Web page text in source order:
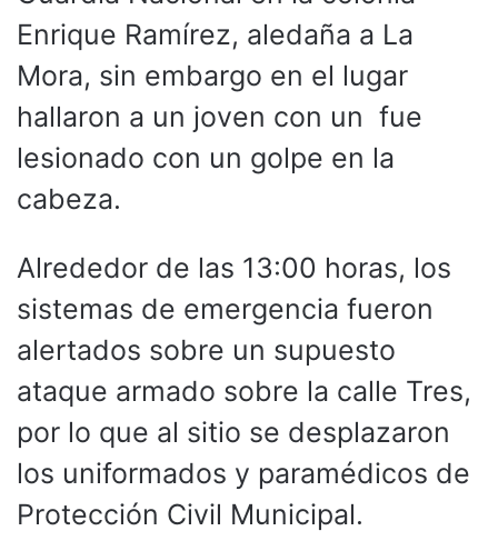
Enrique Ramírez, aledaña a La
Mora, sin embargo en el lugar
hallaron a un joven con un fue
lesionado con un golpe en la
cabeza.
Alrededor de las 13:00 horas, los
sistemas de emergencia fueron
alertados sobre un supuesto
ataque armado sobre la calle Tres,
por lo que al sitio se desplazaron
los uniformados y paramédicos de
Protección Civil Municipal.